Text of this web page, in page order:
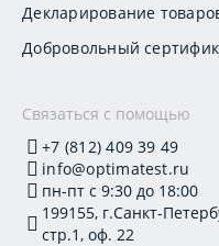
Декларирование
Добровольный
Связаться с помощью
+7 (812) 409 39 49
info@optimatest.ru
пн-пт с 9:30 до 18:00
199155, г.Санкт-
стр.1, оф. 22